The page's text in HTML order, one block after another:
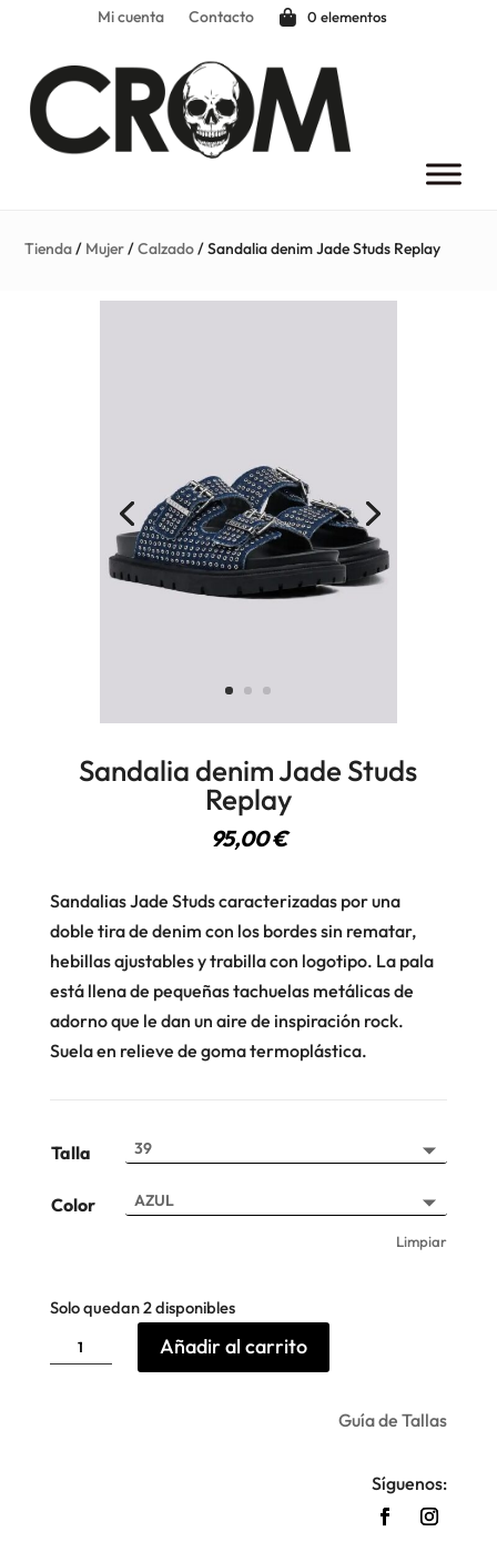
Mi cuenta Contacto 0 elementos
Tienda/ Mujer/Calzado/ Sandalia denim Jade Studs Replay
Sandalia denim Jade Studs
Replay
95,00€
Sandalias Jade Studs caracterizadas por una
doble tira de denim con los bordes sin rematar,
hebillas ajustables y trabilla con logotipo. La pala
está llena de pequeñas tachuelas metálicas de
adorno que le dan un aire de inspiración rock.
Suela en relieve de goma termoplástica.
Talla
Color
Limpiar
Solo quedan 2 disponibles
Sandalia
denim
Jade
Añadir al carrito
Guía de Tallas
Síguenos: